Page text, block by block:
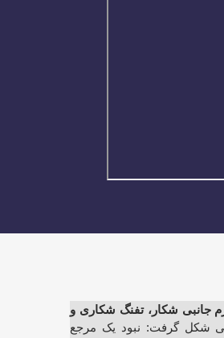
جانبی شکار، تفنگ شکاری و
شکل گرفت: نبود یک مرجع